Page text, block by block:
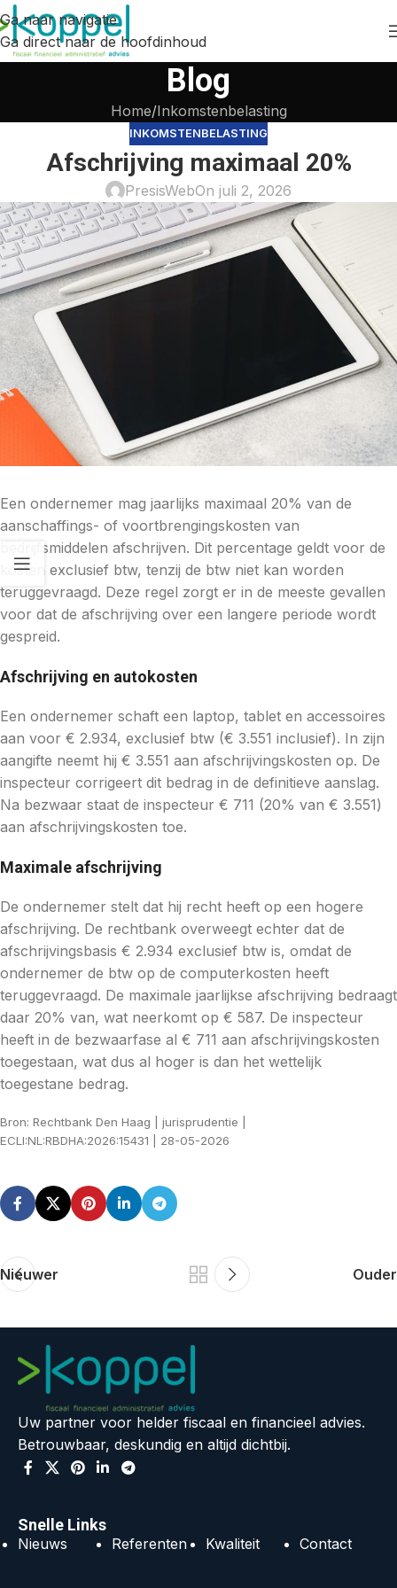
Ga naar navigatie
Ga direct naar de hoofdinhoud
Blog
Home Inkomstenbelasting
INKOMSTENBELASTING
Afschrijving maximaal 20%
PresisWebOn juli 2, 2026
Een ondernemer mag jaarlijks maximaal 20% van de
aanschaffings- of voortbrengingskosten van
bedrijfsmiddelen afschrijven. Dit percentage geldt voor de
kosten exclusief btw, tenzij de btw niet kan worden
teruggevraagd. Deze regel zorgt er in de meeste gevallen
voor dat de afschrijving over een langere periode wordt
gespreid.
Afschrijving en autokosten
Een ondernemer schaft een laptop, tablet en accessoires
aan voor € 2.934, exclusief btw (€ 3.551 inclusief). In zijn
aangifte neemt hij € 3.551 aan afschrijvingskosten op. De
inspecteur corrigeert dit bedrag in de definitieve aanslag.
Na bezwaar staat de inspecteur € 711 (20% van € 3.551)
aan afschrijvingskosten toe.
Maximale afschrijving
De ondernemer stelt dat hij recht heeft op een hogere
afschrijving. De rechtbank overweegt echter dat de
afschrijvingsbasis € 2.934 exclusief btw is, omdat de
ondernemer de btw op de computerkosten heeft
teruggevraagd. De maximale jaarlijkse afschrijving bedraagt
daar 20% van, wat neerkomt op € 587. De inspecteur
heeft in de bezwaarfase al € 711 aan afschrijvingskosten
toegestaan, wat dus al hoger is dan het wettelijk
toegestane bedrag.
Bron: Rechtbank Den Haag | jurisprudentie |
ECLI:NL:RBDHA:2026:15431 | 28-05-2026
Nieuwer Ouder
Uw partner voor helder fiscaal en financieel advies.
Betrouwbaar, deskundig en altijd dichtbij.
Snelle Links
Nieuws Referenten Kwaliteit Contact